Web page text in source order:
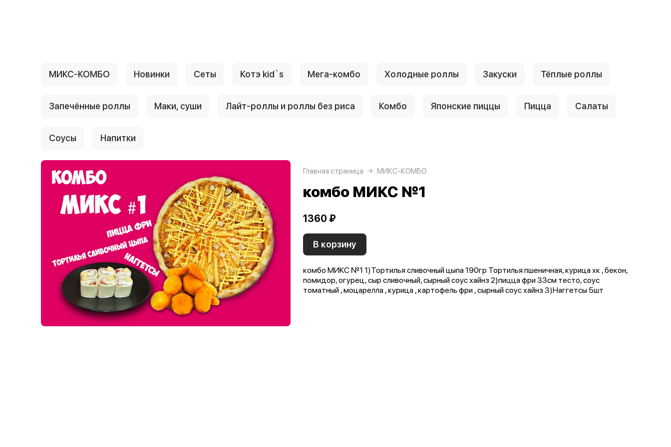
МИКС-КОМБО Новинки Сеты Котэ kid`s Мега-комбо Холодные роллы Закуски Тёплые роллы
Запечённые роллы Маки, суши Лайт-роллы и роллы без риса Комбо Японские пиццы Пицца Салаты
Соусы Напитки
Главная страница МИКС-КОМБО
комбо МИКС №1
1360 ₽
В корзину
комбо МИКС №1 1)Тортилья сливочный цыпа 190гр Тортилья пшеничная, курица хк , бекон,
помидор, огурец, сыр сливочный, сырный соус хайнз 2)пицца фри 33см тесто, соус
томатный , моцарелла , курица , картофель фри , сырный соус хайнз 3)Наггетсы 5шт